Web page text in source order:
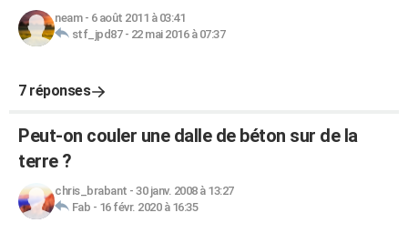
neam- 6 août 2011 à 03:41
stf_jpd87- 22 mai 2016 à 07:37
7 réponses
Peut-on couler une dalle de béton sur de la
terre ?
chris_brabant - 30 janv. 2008 à 13:27
Fab - 16 févr. 2020 à 16:35